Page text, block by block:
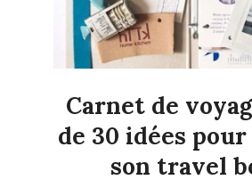
Carnet de
de 30 idées
son travel